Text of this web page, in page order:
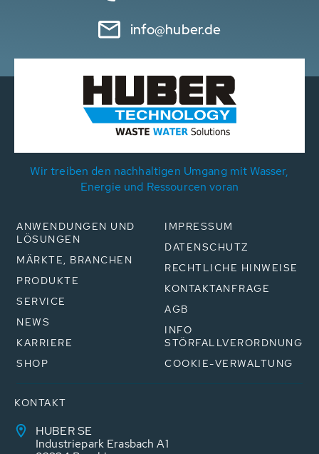
info@huber.de
Wir treiben den nachhaltigen Umgang mit Wasser,
Energie und Ressourcen voran
ANWENDUNGEN UND
LÖSUNGEN
MÄRKTE, BRANCHEN
PRODUKTE
SERVICE
NEWS
KARRIERE
SHOP
IMPRESSUM
DATENSCHUTZ
RECHTLICHE HINWEISE
KONTAKTANFRAGE
AGB
INFO
STÖRFALLVERORDNUNG
COOKIE-VERWALTUNG
KONTAKT
HUBER SE
Industriepark Erasbach A1